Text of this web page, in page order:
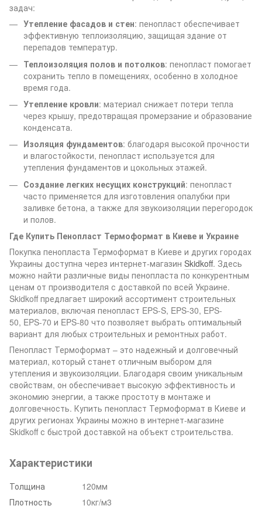
задач:
Утепление фасадов и стен: пенопласт обеспечивает
эффективную теплоизоляцию, защищая здание от
перепадов температур.
Теплоизоляция полов и потолков: пенопласт помогает
сохранить тепло в помещениях, особенно в холодное
время года.
Утепление кровли: материал снижает потери тепла
через крышу, предотвращая промерзание и образование
конденсата.
Изоляция фундаментов: благодаря высокой прочности
и влагостойкости, пенопласт используется для
утепления фундаментов и цокольных этажей.
Создание легких несущих конструкций: пенопласт
часто применяется для изготовления опалубки при
заливке бетона, а также для звукоизоляции перегородок
и полов.
Где Купить Пенопласт Термоформат в Киеве и Украине
Покупка пенопласта Термоформат в Киеве и других городах
Украины доступна через интернет-магазин Skidkoff. Здесь
можно найти различные виды пенопласта по конкурентным
ценам от производителя с доставкой по всей Украине.
Skidkoff предлагает широкий ассортимент строительных
материалов, включая пенопласт EPS-S, EPS-30, EPS-
50, EPS-70 и EPS-80 что позволяет выбрать оптимальный
вариант для любых строительных и ремонтных работ.
Пенопласт Термоформат – это надежный и долговечный
материал, который станет отличным выбором для
утепления и звукоизоляции. Благодаря своим уникальным
свойствам, он обеспечивает высокую эффективность и
экономию энергии, а также простоту в монтаже и
долговечность. Купить пенопласт Термоформат в Киеве и
других регионах Украины можно в интернет-магазине
Skidkoff с быстрой доставкой на объект строительства.
Характеристики
Толщина
120мм
Плотность
10кг/м3